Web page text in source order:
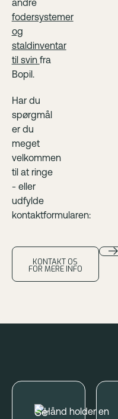
andre
fodersystemer
og
staldinventar
til svin fra
Bopil.
Har du
spørgmål
er du
meget
velkommen
til at ringe
- eller
udfylde
kontaktformularen:
KONTAKT OS
FOR MERE INFO
Se